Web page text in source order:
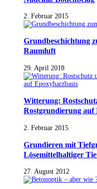
2. Februar 2015
Grundbeschichtung
Raumluft
29. April 2018
Witterung:
Rostgrundierung auf
2. Februar 2015
Grundieren mit
Lösemittelhaltiger
27. August 2012